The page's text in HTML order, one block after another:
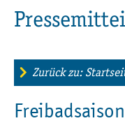
Zurück zu: